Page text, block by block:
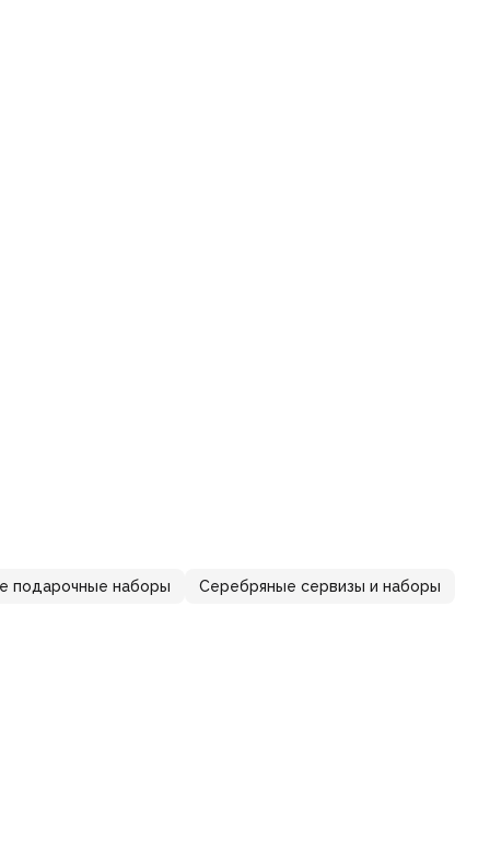
подарочные наборы Серебряные сервизы и наборы